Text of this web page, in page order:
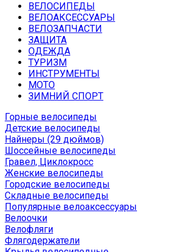
ВЕЛОСИПЕДЫ
ВЕЛОАКСЕССУАРЫ
ВЕЛОЗАПЧАСТИ
ЗАЩИТА
ОДЕЖДА
ТУРИЗМ
ИНСТРУМЕНТЫ
МОТО
ЗИМНИЙ СПОРТ
Горные велосипеды
Детские велосипеды
Найнеры (29 дюймов)
Шоссейные велосипеды
Гравел, Циклокросс
Женские велосипеды
Городcкие велосипеды
Складные велосипеды
Популярные велоаксессуары
Велоочки
Велофляги
Флягодержатели